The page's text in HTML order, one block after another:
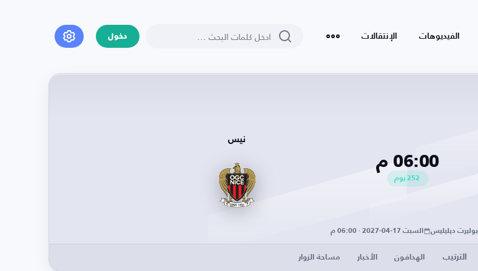
الفيديوهات الإنتقالات دخول
06:00 م
252 يوم
نيس
بوليرت ديليليس السبت 17-04-2027 · 06:00 م
الترتيب الهدافون الأخبار مساحة الزوار